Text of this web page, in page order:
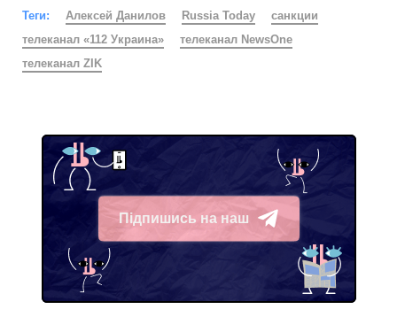
Теги: Алексей Данилов Russia Today
санкции
телеканал «112 Украина»
телеканал NewsOne
телеканал ZIK
Підпишись на наш
Telegram